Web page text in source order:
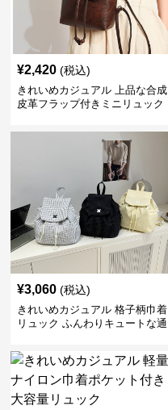
¥2,420 (税込)
きれいめカジュアル 上品な合成
皮革フラップ付きミニリュック
¥3,060 (税込)
きれいめカジュアル 格子柄巾着
リュック ふんわりキュートな通